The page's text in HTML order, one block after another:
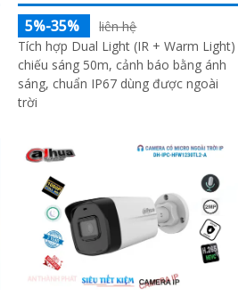
5%-35%
liên hệ
Tích hợp Dual Light (IR + Warm Light)
chiếu sáng 50m, cảnh báo bằng ánh
sáng, chuẩn IP67 dùng được ngoài
trời